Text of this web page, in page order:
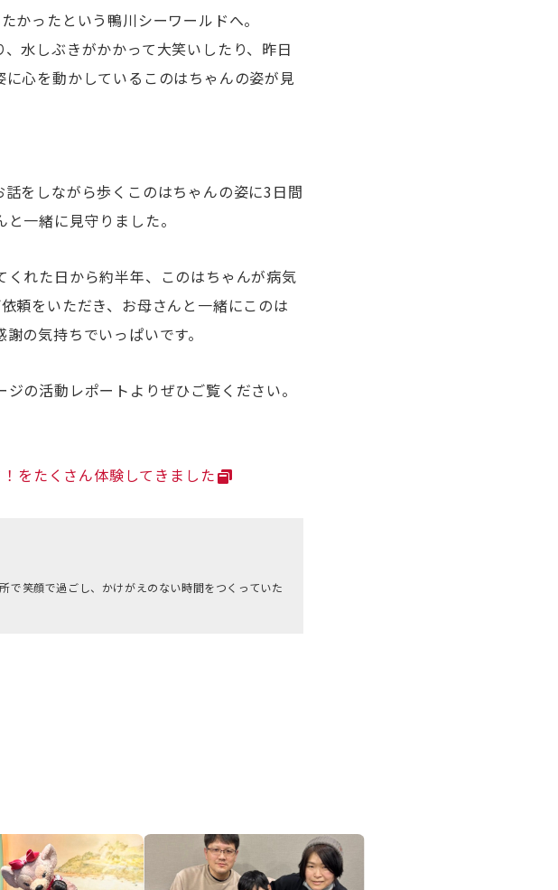
かったという鴨川シーワールドへ。
水しぶきがかかって大笑いしたり、昨日
心を動かしているこのはちゃんの姿が見
をしながら歩くこのはちゃんの姿に3日間
一緒に見守りました。
れた日から約半年、このはちゃんが病気
頼をいただき、お母さんと一緒にこのは
の気持ちでいっぱいです。
の活動レポートよりぜひご覧ください。
をたくさん体験してきました
で笑顔で過ごし、かけがえのない時間をつくっていた